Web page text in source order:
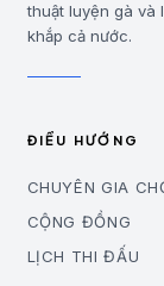
thuật luyện gà và
khắp cả nước.
ĐIỀU HƯỚNG
CHUYÊN GIA
CỘNG ĐỒNG
LỊCH THI ĐẤU